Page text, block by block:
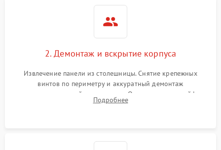
2. Демонтаж и вскрытие корпуса
Извлечение панели из столешницы. Снятие крепежных
винтов по периметру и аккуратный демонтаж
стеклокерамической поверхности. Отсоединение шлейфов
сенсорного блока для доступа к силовым платам, катушкам
Подробнее